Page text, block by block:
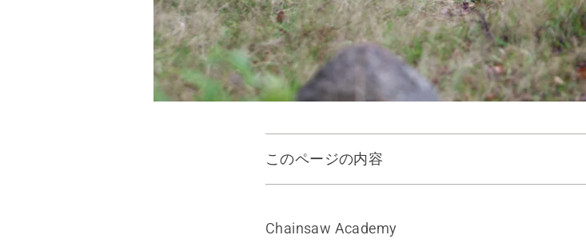
このページの内容
嵐による倒木がある森で作業するときの装置
正しい順序での伐採
Chainsaw Academy